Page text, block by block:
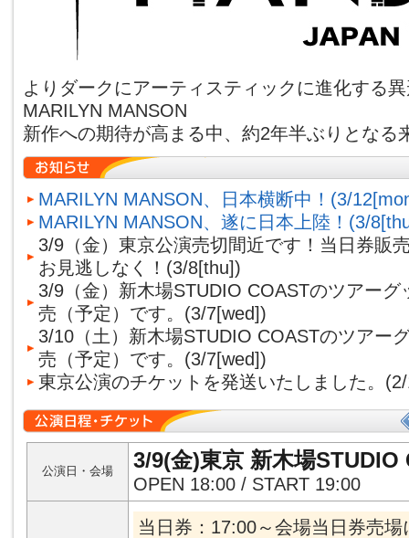
よりダークにアーティスティックに進化する
MARILYN MANSON
新作への期待が高まる中、約2年半ぶりとなる
MARILYN MANSON、日本横断中！(3/
MARILYN MANSON、遂に日本上陸！(3/
3/9（金）東京公演売切間近です！当日券販
お見逃しなく！ (3/8[thu])
3/9（金）新木場STUDIO COASTのツアーグ
売（予定）です。 (3/7[wed])
3/10（土）新木場STUDIO COASTのツアー
売（予定）です。 (3/7[wed])
東京公演のチケットを発送いたしました。
公演日・会場 3/9(金)東京 新木場STUDIO
OPEN 18:00 / START 19:00
当日券：17:00～会場当日券売場